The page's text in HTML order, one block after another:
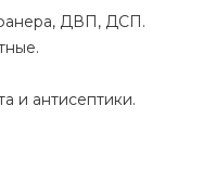
ДВП, ДСП.
и антисептики.